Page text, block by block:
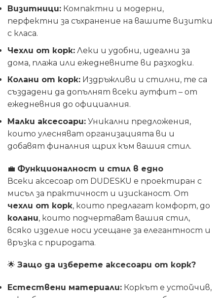
Визитници: Компактни и модерни,
перфектни за съхранение на вашите визитки
с класа.
Чехли от корк: Леки и удобни, идеални за
дома, плажа или ежедневните ви разходки.
Колани от корк: Издръжливи и стилни, те са
създадени да допълнят всеки аутфит – от
ежедневния до официалния.
Малки аксесоари: Уникални предложения,
които улесняват организацията ви и
добавят финалния щрих към вашия стил.
💼 Функционалност и стил в едно
Всеки аксесоар от DUDESKU е проектиран с
мисъл за практичност и изисканост. От
чехли от корк, които предлагат комфорт, до
колани, които подчертават вашия стил,
всяко изделие носи усещане за елегантност и
връзка с природата.
🌟 Защо да изберете аксесоари от корк?
Естествени материали: Коркът е устойчив,